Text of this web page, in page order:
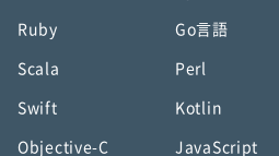
Ruby Go言語
Scala Perl
Swift Kotlin
Objective-C JavaScript